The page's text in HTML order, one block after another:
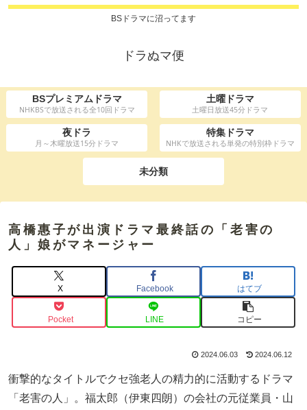
BSドラマに沼ってます
ドラぬマ便
BSプレミアムドラマ
NHKBSで放送される全10回ドラマ
土曜ドラマ
土曜日放送45分ドラマ
夜ドラ
月～木曜放送15分ドラマ
特集ドラマ
NHKで放送される単発の特別枠ドラマ
未分類
高橋惠子が出演ドラマ最終話の「老害の
人」娘がマネージャー
X Facebook はてブ
Pocket LINE コピー
2024.06.03 2024.06.12
衝撃的なタイトルでクセ強老人の精力的に活動するドラマ
「老害の人」。福太郎（伊東四朗）の会社の元従業員・山